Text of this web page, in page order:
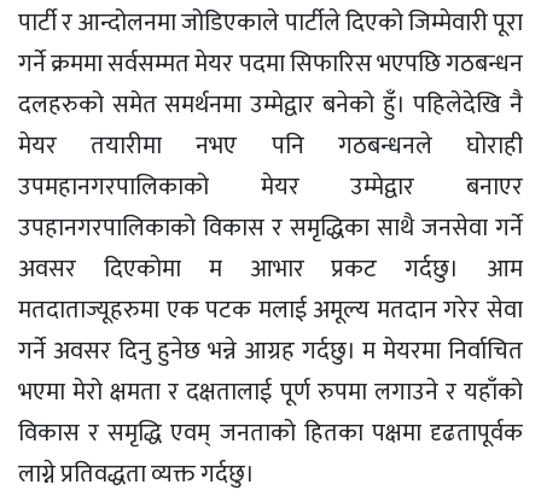
पार्टी र आन्दोलनमा जोडिएकाले पार्टीले दिएको जिम्मेवारी पूरा
गर्ने क्रममा सर्वसम्मत मेयर पदमा सिफारिस भएपछि गठबन्धन
दलहरुको समेत समर्थनमा उम्मेद्वार बनेको हुँ। पहिलेदेखि नै
मेयर तयारीमा नभए पनि गठबन्धनले घोराही
उपमहानगरपालिकाको मेयर उम्मेद्वार बनाएर
उपहानगरपालिकाको विकास र समृद्धिका साथै जनसेवा गर्ने
अवसर दिएकोमा म आभार प्रकट गर्दछु। आम
मतदाताज्यूहरुमा एक पटक मलाई अमूल्य मतदान गरेर सेवा
गर्ने अवसर दिनु हुनेछ भन्ने आग्रह गर्दछु। म मेयरमा निर्वाचित
भएमा मेरो क्षमता र दक्षतालाई पूर्ण रुपमा लगाउने र यहाँको
विकास र समृद्धि एवम् जनताको हितका पक्षमा दृढतापूर्वक
लाग्ने प्रतिवद्धता व्यक्त गर्दछु।